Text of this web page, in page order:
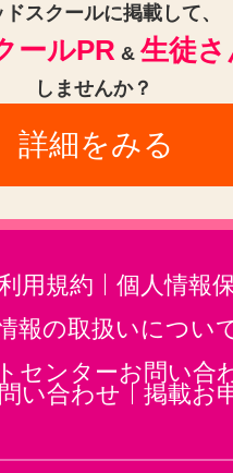
ドスクールに掲載して、
ールPR & 生徒
しませんか？
詳細をみる
用規約
個人情報
報の取扱いについ
センターお問い合
い合わせ
掲載お